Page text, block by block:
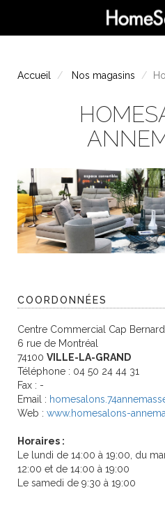
Accueil Nos magasins
COORDONNÉES
Centre Commercial Cap Bernard
6 rue de Montréal
74100 VILLE-LA-GRAND
Téléphone : 04 50 24 44 31
Fax : -
Email :
Web : www.homesalons-
Horaires :
Le lundi de 14:00 à 19:00, du
12:00 et de 14:00 à 19:00
Le samedi de 9:30 à 19:00